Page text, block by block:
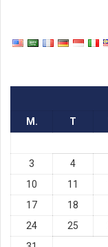
M. T
3
4
10
11
17
18
24
25